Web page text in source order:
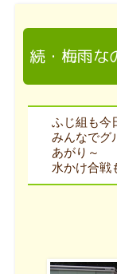
続・梅雨な
ふじ組も今
みんなでグ
あがり～
水かけ合戦